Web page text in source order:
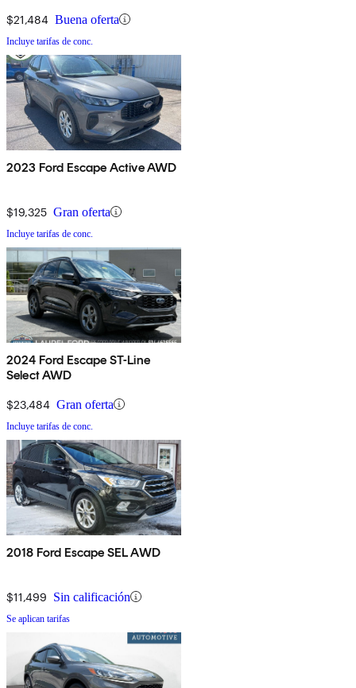
$21,484 Buena oferta
Incluye tarifas de conc.
2023 Ford Escape Active AWD
$19,325 Gran oferta
Incluye tarifas de conc.
2024 Ford Escape ST-Line
Select AWD
$23,484 Gran oferta
Incluye tarifas de conc.
2018 Ford Escape SEL AWD
$11,499 Sin calificación
Se aplican tarifas